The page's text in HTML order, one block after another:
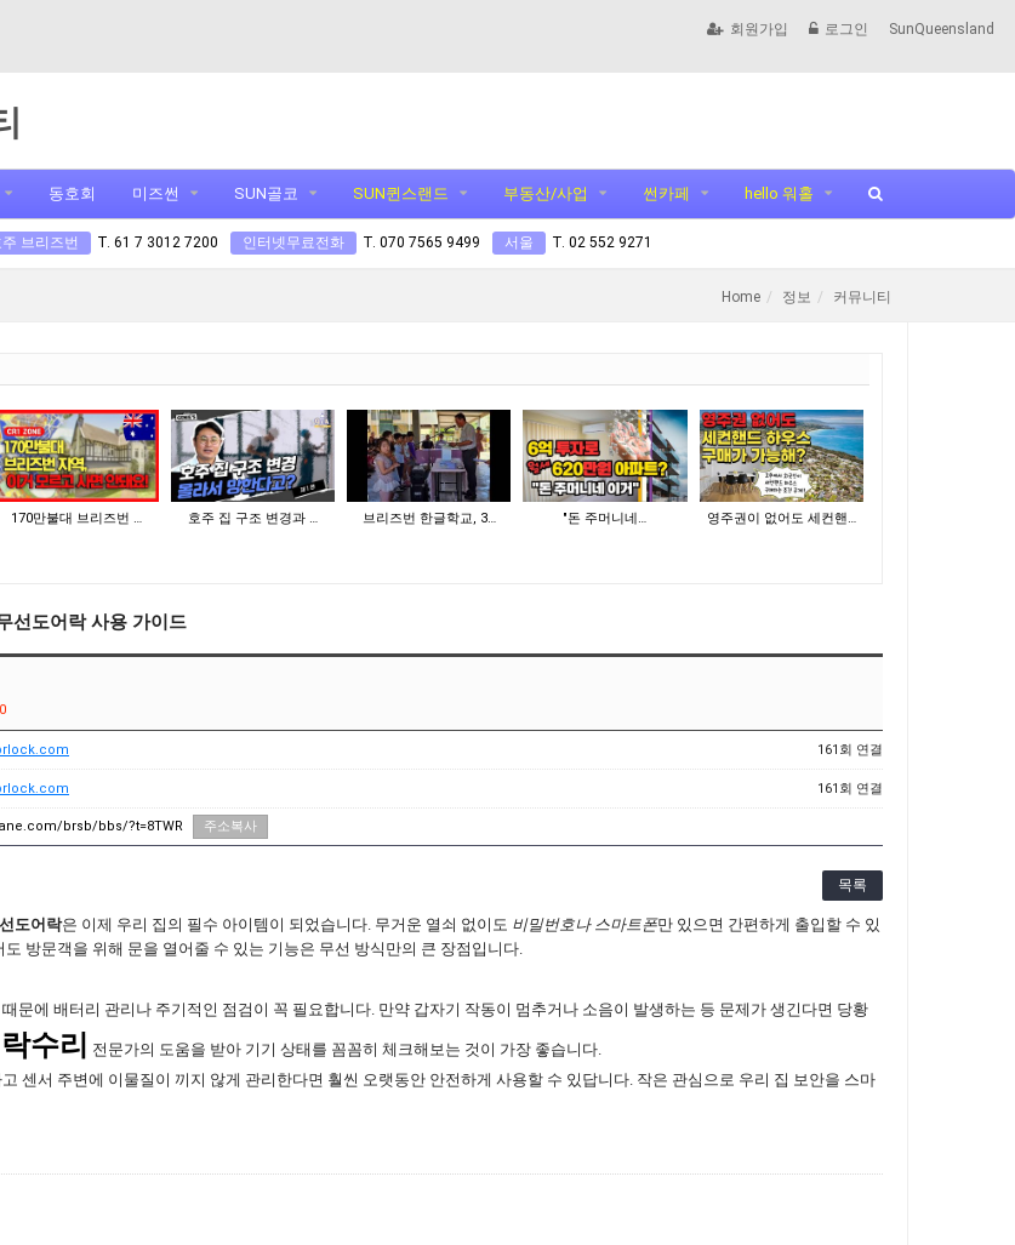
회원가입 로그인 SunQueensland
동호회 미즈썬 SUN골코 SUN퀸스랜드 부동산/사업 썬카페 hello 워홀
주 브리즈번 T. 61 7 3012 7200 인터넷무료전화 T. 070 7565 9499 서울 T. 02 552 9271
Home 정보 커뮤니티
170만불대 브리즈번 … 호주 집 구조 변경과 … 브리즈번 한글학교, 3… "돈 주머니네… 영주권이 없어도 세컨핸…
선도어락 사용 가이드
0
161회 연결
161회 연결
brsb/bbs/?t=8TWR 주소복사
목록
도어락은 이제 우리 집의 필수 아이템이 되었습니다. 무거운 열쇠 없이도 비밀번호나 스마트폰만 있으면 간편하게 출입할 수 있
방문객을 위해 문을 열어줄 수 있는 기능은 무선 방식만의 큰 장점입니다.
문에 배터리 관리나 주기적인 점검이 꼭 필요합니다. 만약 갑자기 작동이 멈추거나 소음이 발생하는 등 문제가 생긴다면 당황
수리
전문가의 도움을 받아 기기 상태를 꼼꼼히 체크해보는 것이 가장 좋습니다.
센서 주변에 이물질이 끼지 않게 관리한다면 훨씬 오랫동안 안전하게 사용할 수 있답니다. 작은 관심으로 우리 집 보안을 스마